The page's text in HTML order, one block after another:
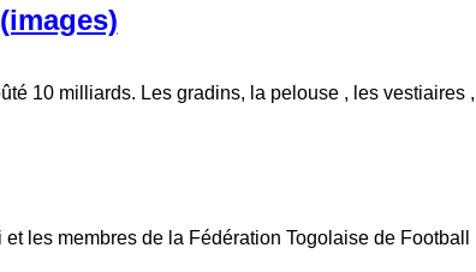
10 milliards. Les gradins, la pelouse , les vestiaires ,
les membres de la Fédération Togolaise de Football